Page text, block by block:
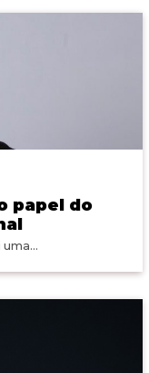
papel do